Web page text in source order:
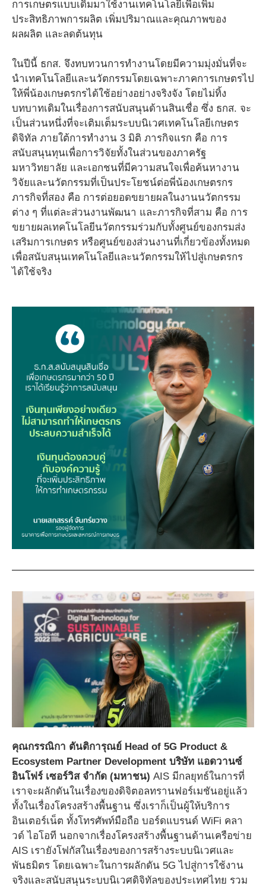
การเกษตรแบบเดิมมาใช้งานเทคโนโลยีเพื่อเพิ่ม
ประสิทธิภาพการผลิต เพิ่มปริมาณและคุณภาพของ
ผลผลิต และลดต้นทุน
ในปีนี้ ธกส. จึงทบทวนการทำงานโดยมีความมุ่งมั่นที่จะ
นำเทคโนโลยีและนวัตกรรมโดยเฉพาะภาคการเกษตรไป
ให้พี่น้องเกษตรกรได้ใช้อย่างอย่างจริงจัง โดยไม่ทิ้ง
บทบาทเดิมในเรื่องการสนับสนุนด้านสินเชื่อ ซึ่ง ธกส. จะ
เป็นส่วนหนึ่งที่จะเติมเต็มระบบนิเวศเทคโนโลยีเกษตร
ดิจิทัล ภายใต้การทำงาน 3 มิติ ภารกิจแรก คือ การ
สนับสนุนทุนเพื่อการวิจัยทั้งในส่วนของภาครัฐ
มหาวิทยาลัย และเอกชนที่มีความสนใจเพื่อค้นหางาน
วิจัยและนวัตกรรมที่เป็นประโยชน์ต่อพี่น้องเกษตรกร
ภารกิจที่สอง คือ การต่อยอดขยายผลในงานนวัตกรรม
ต่าง ๆ ที่แต่ละส่วนงานพัฒนา และภารกิจที่สาม คือ การ
ขยายผลเทคโนโลยีนวัตกรรมร่วมกับทั้งศูนย์ของกรมส่ง
เสริมการเกษตร หรือศูนย์ของส่วนงานที่เกี่ยวข้องทั้งหมด
เพื่อสนับสนุนเทคโนโลยีและนวัตกรรมให้ไปสู่เกษตรกร
ได้ใช้จริง
คุณกรรณิกา ตันติการุณย์ Head of 5G Product &
Ecosystem Partner Development บริษัท แอดวานซ์
อินโฟร์ เซอร์วิส จำกัด (มหาชน) AIS มีกลยุทธ์ในการที่
เราจะผลักดันในเรื่องของดิจิตอลทรานฟอร์เมชันอยู่แล้ว
ทั้งในเรื่องโครงสร้างพื้นฐาน ซึ่งเราก็เป็นผู้ให้บริการ
อินเตอร์เน็ต ทั้งโทรศัพท์มือถือ บอร์ดแบรนด์ WiFi คลา
วด์ ไอโอที นอกจากเรื่องโครงสร้างพื้นฐานด้านเครือข่าย
AIS เรายังโฟกัสในเรื่องของการสร้างระบบนิเวศและ
พันธมิตร โดยเฉพาะในการผลักดัน 5G ไปสู่การใช้งาน
จริงและสนับสนุนระบบนิเวศดิจิทัลของประเทศไทย รวม